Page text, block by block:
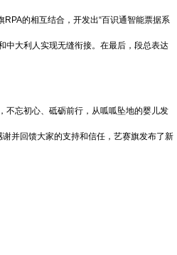
的相互结合，开发出“百识通智能票据系
中大利人实现无缝衔接。在最后，段总表达
忘初心、砥砺前行，从呱呱坠地的婴儿发
并回馈大家的支持和信任，艺赛旗发布了新